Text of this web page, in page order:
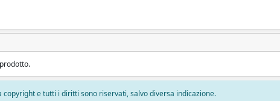
copyright e tutti i diritti sono riservati, salvo diversa indicazione.